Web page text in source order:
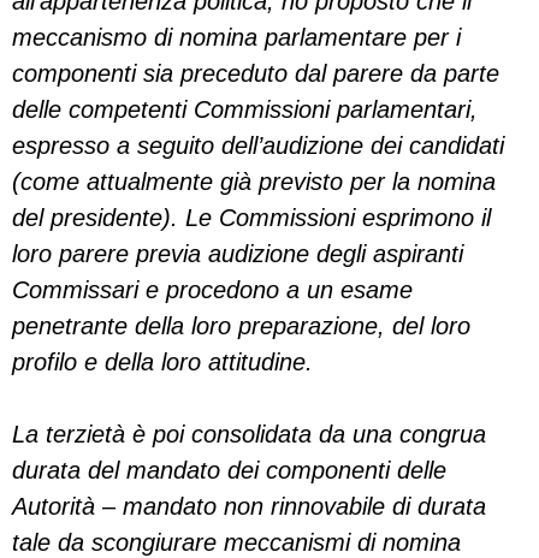
meccanismo di nomina parlamentare per i
componenti sia preceduto dal parere da parte
delle competenti Commissioni parlamentari,
espresso a seguito dell’audizione dei candidati
(come attualmente già previsto per la nomina
del presidente). Le Commissioni esprimono il
loro parere previa audizione degli aspiranti
Commissari e procedono a un esame
penetrante della loro preparazione, del loro
profilo e della loro attitudine.
La terzietà è poi consolidata da una congrua
durata del mandato dei componenti delle
Autorità – mandato non rinnovabile di durata
tale da scongiurare meccanismi di nomina